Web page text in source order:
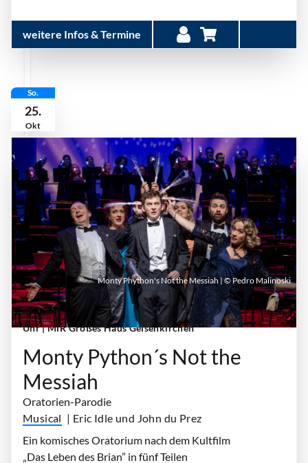
weitere Infos & Termine
So.
25.
Okt
Sonntag, 25. Oktober 2026 | 18:00 Uhr - 20:00
Uhr| MiR Großes Haus Gelsenkirchen
Monty Python´s Not the
Messiah
Oratorien-Parodie
Musical | Eric Idle und John du Prez
Ein komisches Oratorium nach dem Kultfilm
„Das Leben des Brian” in fünf Teilen
Monty Phython's Not the Messiah | © Pedro Malinoski